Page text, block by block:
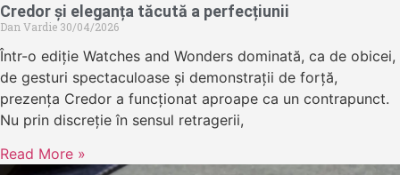
Credor și eleganța tăcută a perfecțiunii
Dan Vardie 30/04/2026
Într-o ediție Watches and Wonders dominată, ca de obicei,
de gesturi spectaculoase și demonstrații de forță,
prezența Credor a funcționat aproape ca un contrapunct.
Nu prin discreție în sensul retragerii,
Read More »